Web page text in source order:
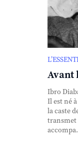
Avant
Ibro
Il est né
la caste
transmet